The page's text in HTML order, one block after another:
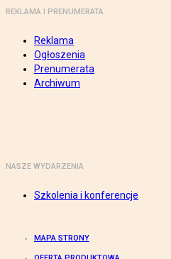
REKLAMA I PRENUMERATA
Reklama
Ogłoszenia
Prenumerata
Archiwum
NASZE WYDARZENIA
Szkolenia i konferencje
MAPA STRONY